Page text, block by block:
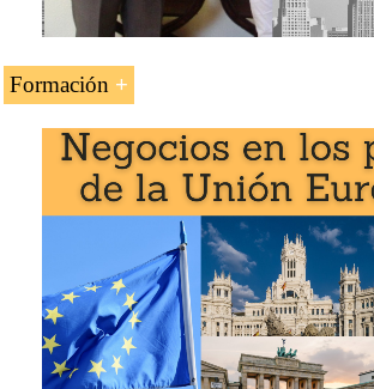
Desarrollar un plan de negocios
maltés
Formación
La asignatura «Comercio exterior,
en Malta » se estudia en los siguientes
EENI Global Business School:
Maestría en Negocios Internacionales,